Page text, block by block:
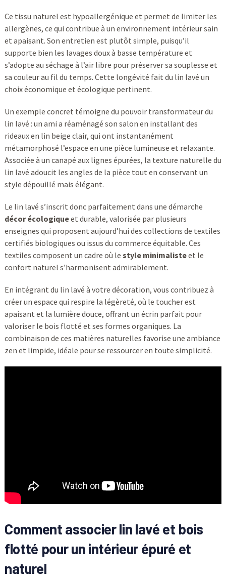
Ce tissu naturel est hypoallergénique et permet de limiter les
allergènes, ce qui contribue à un environnement intérieur sain
et apaisant. Son entretien est plutôt simple, puisqu’il
supporte bien les lavages doux à basse température et
s’adopte au séchage à l’air libre pour préserver sa souplesse et
sa couleur au fil du temps. Cette longévité fait du lin lavé un
choix économique et écologique pertinent.
Un exemple concret témoigne du pouvoir transformateur du
lin lavé : un ami a réaménagé son salon en installant des
rideaux en lin beige clair, qui ont instantanément
métamorphosé l’espace en une pièce lumineuse et relaxante.
Associée à un canapé aux lignes épurées, la texture naturelle du
lin lavé adoucit les angles de la pièce tout en conservant un
style dépouillé mais élégant.
Le lin lavé s’inscrit donc parfaitement dans une démarche
décor écologiqueet durable, valorisée par plusieurs
enseignes qui proposent aujourd’hui des collections de textiles
certifiés biologiques ou issus du commerce équitable. Ces
textiles composent un cadre où le style minimalisteet le
confort naturel s’harmonisent admirablement.
En intégrant du lin lavé à votre décoration, vous contribuez à
créer un espace qui respire la légèreté, où le toucher est
apaisant et la lumière douce, offrant un écrin parfait pour
valoriser le bois flotté et ses formes organiques. La
combinaison de ces matières naturelles favorise une ambiance
zen et limpide, idéale pour se ressourcer en toute simplicité.
Comment associer lin lavé et bois
flotté pour un intérieur épuré et
naturel